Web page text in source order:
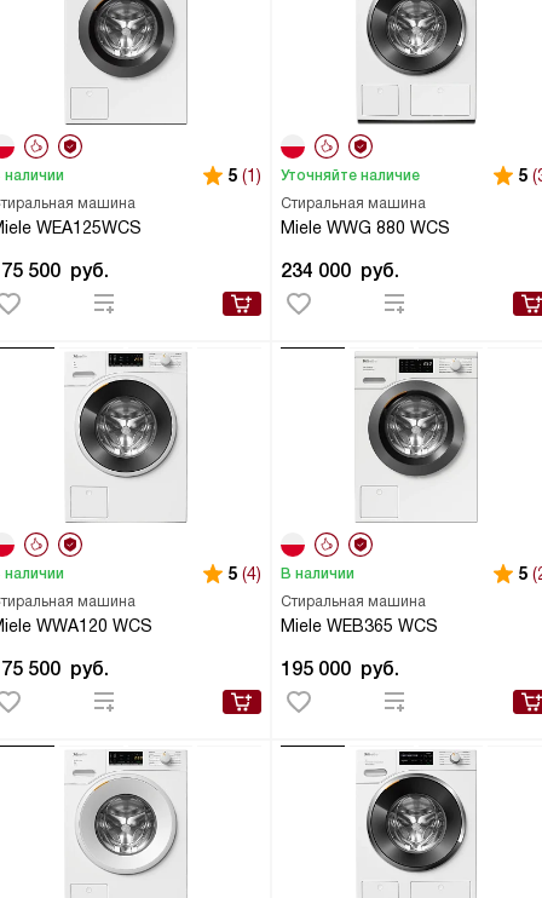
машина
WEA125WCS
наличии 5 (1)
500 руб.
Стиральная машина
Miele WWG 880 WCS
Уточняйте наличие 5
234 000 руб.
машина
WWA120 WCS
наличии 5 (4)
500 руб.
Стиральная машина
Miele WEB365 WCS
В наличии 5
195 000 руб.